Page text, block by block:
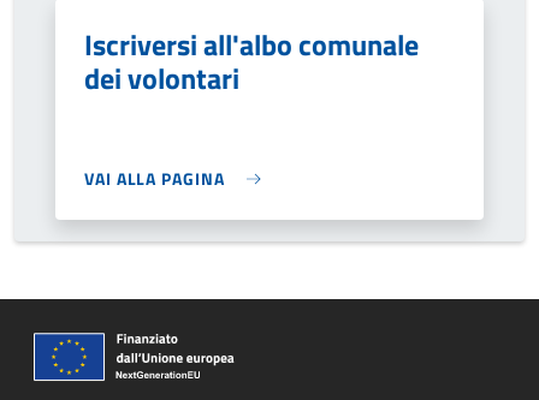
Iscriversi all'albo comunale
dei volontari
VAI ALLA PAGINA